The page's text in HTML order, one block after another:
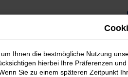
Autobörse
Ihnen die bestmögliche Nutzung
hierbei Ihre Präferenzen
Sie zu einem späteren Zeitpunkt